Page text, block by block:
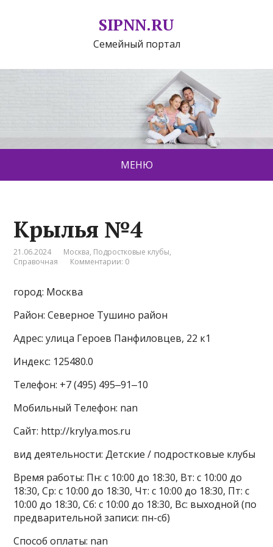
SIPNN.RU
Семейный портал
МЕНЮ
Крылья №4
21.06.2024 Москва, Подростковые клубы,
Справочная
Комментарии: 0
город: Москва
Район: Северное Тушино район
Адрес: улица Героев Панфиловцев, 22 к1
Индекс: 125480.0
Телефон: +7 (495) 495‒91‒10
Мобильный Телефон: nan
Сайт: http://krylya.mos.ru
вид деятельности: Детские / подростковые клубы
Время работы: Пн: с 10:00 до 18:30, Вт: с 10:00 до
18:30, Ср: с 10:00 до 18:30, Чт: с 10:00 до 18:30, Пт: с
10:00 до 18:30, Сб: с 10:00 до 18:30, Вс: выходной (по
предварительной записи: пн-сб)
Способ оплаты: nan